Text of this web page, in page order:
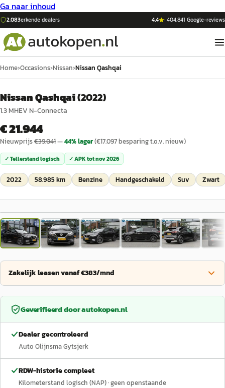
Ga naar inhoud
2.083erkende dealers 4,4 ·404.841 Google-reviews
Home›Occasions›Nissan›Nissan Qashqai
Nissan Qashqai(2022)
1.3 MHEV N-Connecta
€ 21.944
Nieuwprijs€39.041—44% lager(€17.097besparing t.o.v. nieuw)
✓ Tellerstand logisch ✓ APK totnov 2026
2022 58.985 km Benzine Handgeschakeld Suv Zwart
1/44
Zakelijk leasen vanaf €383/mnd
Geverifieerd doorautokopen.nl
Dealer gecontroleerd
Auto Olijnsma Gytsjerk
RDW-historie compleet
Kilometerstand logisch (NAP)· geen openstaande